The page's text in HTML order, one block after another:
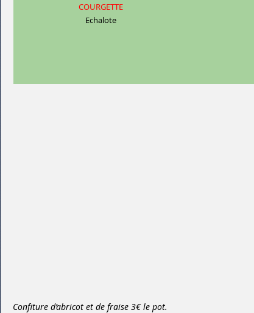
COURGETTE
Echalote
Confiture d’abricot et de fraise 3€ le pot.